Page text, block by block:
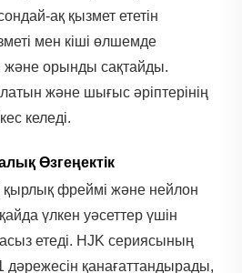
ақ қызмет ететін
мен кіші өлшемде
орынды сақтайды.
және шығыс әріптерінің
келеді.
Өзгеңектік
фреймі және нейлон
үлкен уәсеттер үшін
етеді. HJK сериясының
дәрежесін қанағаттандырады,